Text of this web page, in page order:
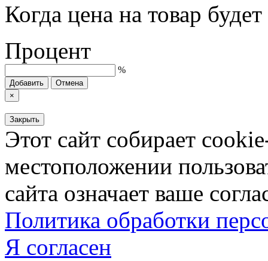
Когда цена на товар
Процент
%
Добавить
Отмена
×
Закрыть
Этот сайт собирает
местоположении
сайта означает ваше
Политика обработки
Я согласен